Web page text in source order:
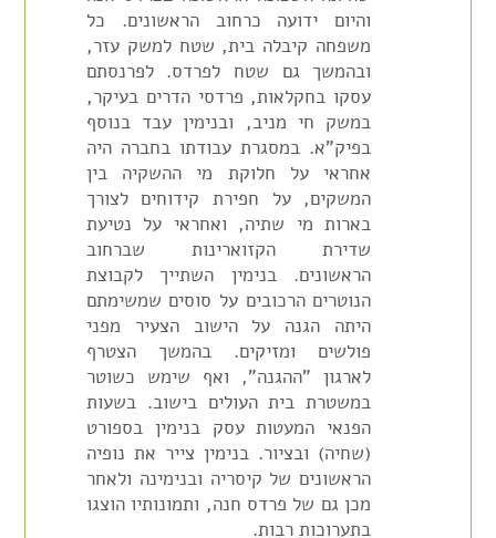
והיום ידועה כרחוב הראשונים. כל
משפחה קיבלה בית, שטח למשק עזר,
ובהמשך גם שטח לפרדס. לפרנסתם
עסקו בחקלאות, פרדסי הדרים בעיקר,
במשק חי מניב, ובנימין עבד בנוסף
בפיק"א. במסגרת עבודתו בחברה היה
אחראי על חלוקת מי ההשקיה בין
המשקים, על חפירת קידוחים לצורך
בארות מי שתיה, ואחראי על נטיעת
שדירת הקזוארינות שברחוב
הראשונים. בנימין השתייך לקבוצת
הנוטרים הרכובים על סוסים שמשימתם
היתה הגנה על הישוב הצעיר מפני
פולשים ומזיקים. בהמשך הצטרף
לארגון "ההגנה", ואף שימש כשוטר
במשטרת בית העולים בישוב. בשעות
הפנאי המעטות עסק בנימין בספורט
(שחיה) ובציור. בנימין צייר את נופיה
הראשונים של קיסריה ובנימינה ולאחר
מכן גם של פרדס חנה, ותמונותיו הוצגו
בתערוכות רבות.